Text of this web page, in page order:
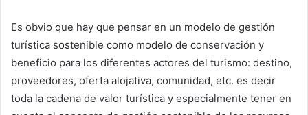
Es obvio que hay que pensar en un modelo de gestión
turística sostenible como modelo de conservación y
beneficio para los diferentes actores del turismo: destino,
proveedores, oferta alojativa, comunidad, etc. es decir
toda la cadena de valor turística y especialmente tener en